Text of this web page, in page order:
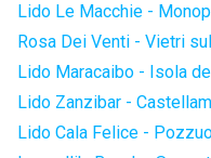
Lido Le Macchie -
Rosa Dei Venti - Vietri
Lido Maracaibo - Isola
Lido Zanzibar -
Lido Cala Felice -